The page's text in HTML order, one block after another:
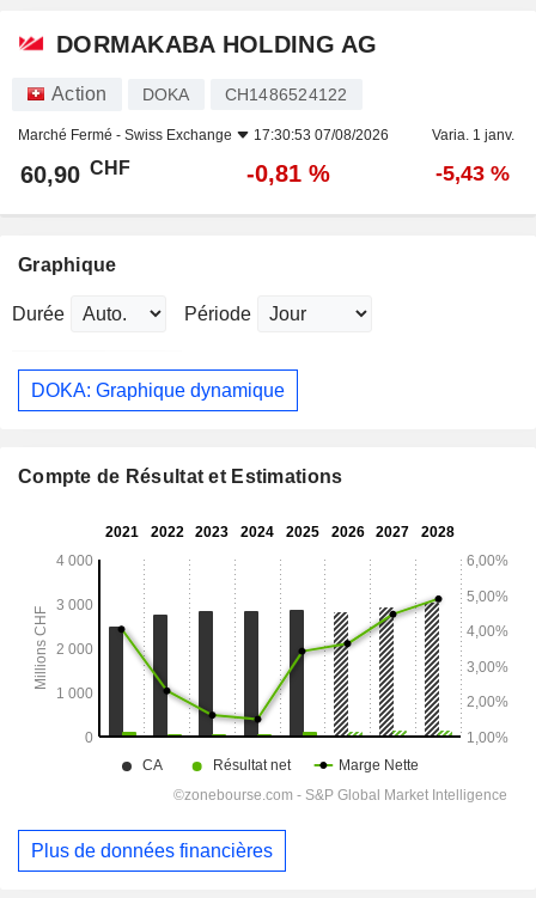
DORMAKABA HOLDING AG
Action DOKA CH1486524122
Marché Fermé - Swiss Exchange 17:30:53 07/08/2026 Varia. 1 janv.
60,90 CHF -0,81 % -5,43 %
Graphique
Durée Période
DOKA: Graphique dynamique
Compte de Résultat et Estimations
Plus de données financières